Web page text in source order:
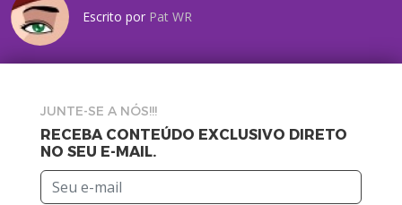
Escrito por Pat WR
JUNTE-SE A NÓS!!!
RECEBA CONTEÚDO EXCLUSIVO DIRETO
NO SEU E-MAIL.